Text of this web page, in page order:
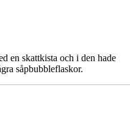
en skattkista och i den hade
såpbubbleflaskor.